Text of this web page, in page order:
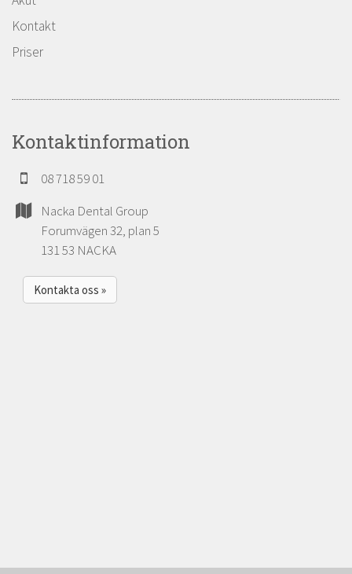
Kontakt
Priser
Kontaktinformation
08 718 59 01
Nacka Dental Group
Forumvägen 32, plan 5
131 53 NACKA
Kontakta oss »